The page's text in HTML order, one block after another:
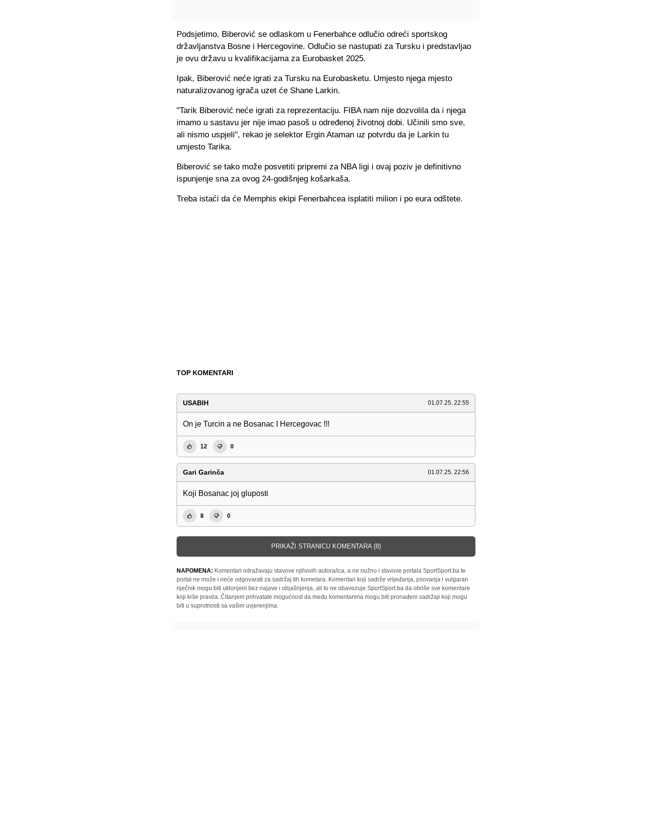
Podsjetimo, Biberović se odlaskom u Fenerbahce odlučio odreći sportskog
državljanstva Bosne i Hercegovine. Odlučio se nastupati za Tursku i predstavljao
je ovu državu u kvalifikacijama za Eurobasket 2025.
Ipak, Biberović neće igrati za Tursku na Eurobasketu. Umjesto njega mjesto
naturalizovanog igrača uzet će Shane Larkin.
"Tarik Biberović neće igrati za reprezentaciju. FIBA nam nije dozvolila da i njega
imamo u sastavu jer nije imao pasoš u određenoj životnoj dobi. Učinili smo sve,
ali nismo uspjeli", rekao je selektor Ergin Ataman uz potvrdu da je Larkin tu
umjesto Tarika.
Biberović se tako može posvetiti pripremi za NBA ligi i ovaj poziv je definitivno
ispunjenje sna za ovog 24-godišnjeg košarkaša.
Treba istaći da će Memphis ekipi Fenerbahcea isplatiti milion i po eura odštete.
TOP KOMENTARI
USABIH 01.07.25. 22:55
On je Turcin a ne Bosanac I Hercegovac !!!
12 0
Gari Garinča 01.07.25. 22:56
Koji Bosanac joj gluposti
8 0
PRIKAŽI STRANICU KOMENTARA (8)
NAPOMENA: Komentari odražavaju stavove njihovih autora/ica, a ne nužno i stavove portala SportSport.ba te
portal ne može i neće odgovarati za sadržaj tih kometara. Komentari koji sadrže vrijeđanja, psovanja i vulgaran
riječnik mogu biti uklonjeni bez najave i objašnjenja, ali to ne obavezuje SportSport.ba da obriše sve komentare
koji krše pravila. Čitanjem prihvatate mogućnost da među komentarima mogu biti pronađeni sadržaji koji mogu
biti u suprotnosti sa vašim uvjerenjima.